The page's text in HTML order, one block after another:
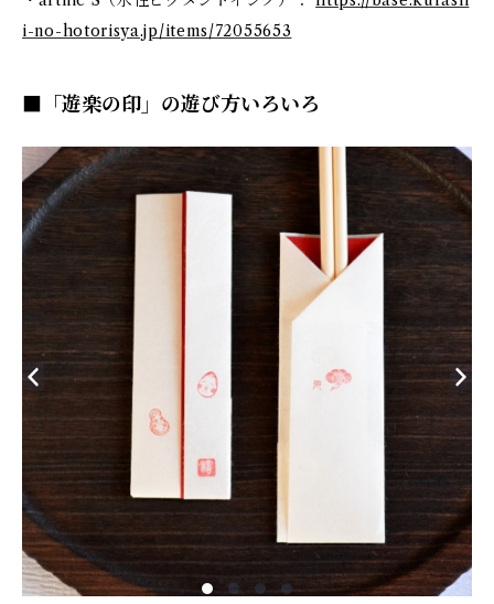
i-no-hotorisya.jp/items/72055653
■「遊楽の印」の遊び方いろいろ